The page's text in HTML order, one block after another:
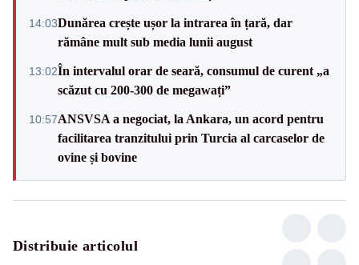
14:03Dunărea crește ușor la intrarea în țară, dar
rămâne mult sub media lunii august
13:02În intervalul orar de seară, consumul de curent „a
scăzut cu 200-300 de megawați”
10:57ANSVSA a negociat, la Ankara, un acord pentru
facilitarea tranzitului prin Turcia al carcaselor de
ovine și bovine
Distribuie articolul